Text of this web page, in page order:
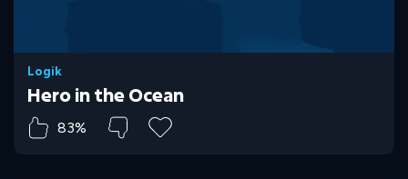
Logik
Hero in the Ocean
83%